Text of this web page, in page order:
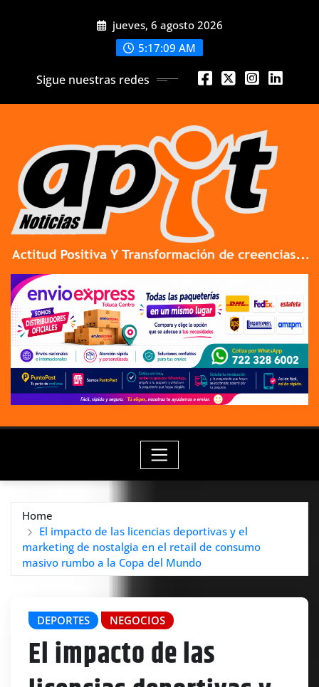
jueves, 6 agosto 2026
5:17:11 AM
Sigue nuestras redes
Home
El impacto de las licencias deportivas y el
marketing de nostalgia en el retail de consumo
masivo rumbo a la Copa del Mundo
DEPORTES NEGOCIOS
El impacto de las